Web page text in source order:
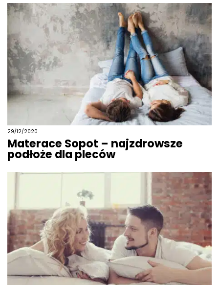
29/12/2020
Materace Sopot – najzdrowsze
podłoże dla pleców